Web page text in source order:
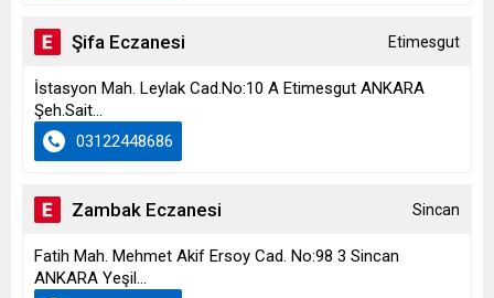
Şifa Eczanesi Etimesgut
İstasyon Mah. Leylak Cad.No:10 A Etimesgut ANKARA
Şeh.Sait...
03122448686
Zambak Eczanesi Sincan
Fatih Mah. Mehmet Akif Ersoy Cad. No:98 3 Sincan
ANKARA Yeşil...